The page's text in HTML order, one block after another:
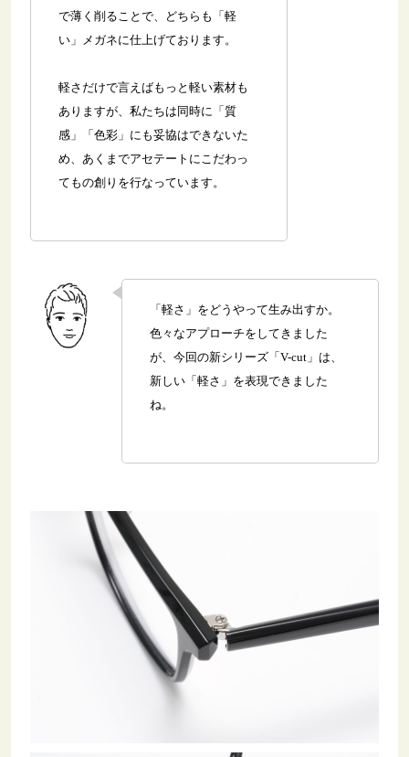
で薄く削ることで、どちらも「軽
い」メガネに仕上げております。
軽さだけで言えばもっと軽い素材も
ありますが、私たちは同時に「質
感」「色彩」にも妥協はできないた
め、あくまでアセテートにこだわっ
てもの創りを行なっています。
「軽さ」をどうやって生み出すか。
色々なアプローチをしてきました
が、今回の新シリーズ「V-cut」は、
新しい「軽さ」を表現できました
ね。